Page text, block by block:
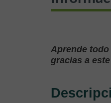
Aprende
gracias a